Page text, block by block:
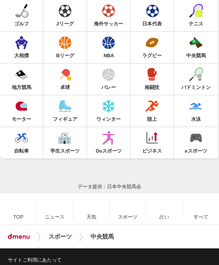
ゴルフ Jリーグ 海外サッカー 日本代表 テニス
大相撲 Bリーグ NBA ラグビー 中央競馬
地方競馬 卓球 バレー 格闘技 バドミントン
モーター フィギュア ウィンター 陸上 水泳
自転車 学生スポーツ Doスポーツ ビジネス eスポーツ
データ提供：日本中央競馬会
TOP ニュース 天気 スポーツ 占い すべて
スポーツ 中央競馬
サイトご利用にあたって